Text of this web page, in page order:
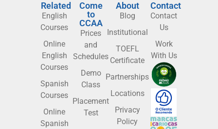
Related
English
Courses
Online
English
Courses
Spanish
Courses
Online
Spanish
Come
to
CCAA
Prices
and
Schedules
Demo
Class
Placement
Test
About
Blog
Institutional
TOEFL
Certificate
Partnerships
Locations
Privacy
Policy
Contact
Contact
Us
Work
With Us